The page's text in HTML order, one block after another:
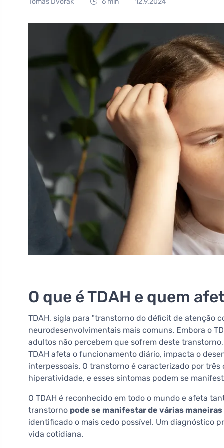
O que é TDAH e quem
TDAH, sigla para "transtorno do déficit de atenção
neurodesenvolvimentais mais comuns. Embora o
adultos não percebem que sofrem deste
TDAH afeta o funcionamento diário, impacta o
interpessoais. O transtorno é caracterizado por
hiperatividade, e esses sintomas podem se
O TDAH é reconhecido em todo o mundo e afeta
transtorno pode se manifestar de várias
identificado o mais cedo possível. Um diagnóstico
vida cotidiana.